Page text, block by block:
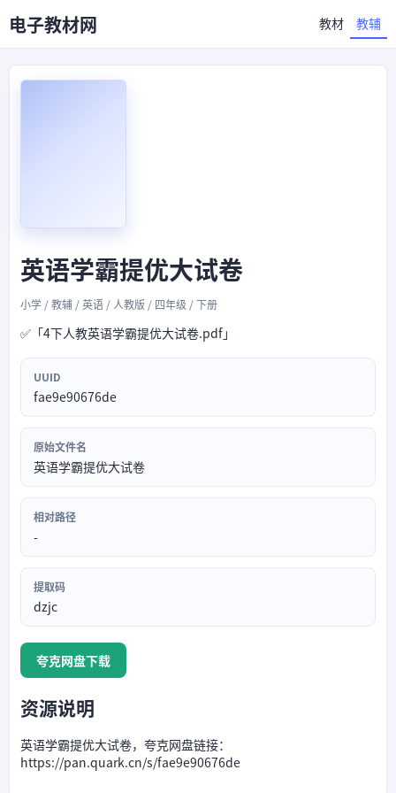
电子教材网 教材 教辅
英语学霸提优大试卷
小学 / 教辅 / 英语 / 人教版 / 四年级 / 下册
✅「4下人教英语学霸提优大试卷.pdf」
UUID
fae9e90676de
原始文件名
英语学霸提优大试卷
相对路径
-
提取码
dzjc
夸克网盘下载
资源说明
英语学霸提优大试卷，夸克网盘链接：
https://pan.quark.cn/s/fae9e90676de